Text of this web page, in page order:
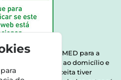
pelo INFARMED para a
de saúde ao domicílio e
| Se na sua receita tiver